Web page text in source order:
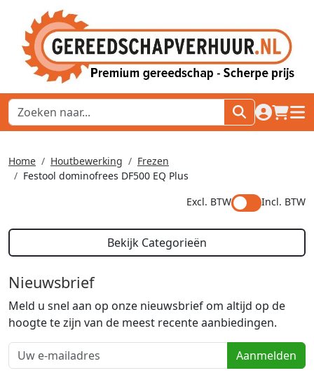
naar
Home Houtbewerking
Frezen
Festool dominofrees DF500 EQ Plus
Excl. BTW
Incl. BTW
Bekijk Categorieën
Nieuwsbrief
Meld u snel aan op onze nieuwsbrief om altijd op de
hoogte te zijn van de meest recente aanbiedingen.
Aanmelden